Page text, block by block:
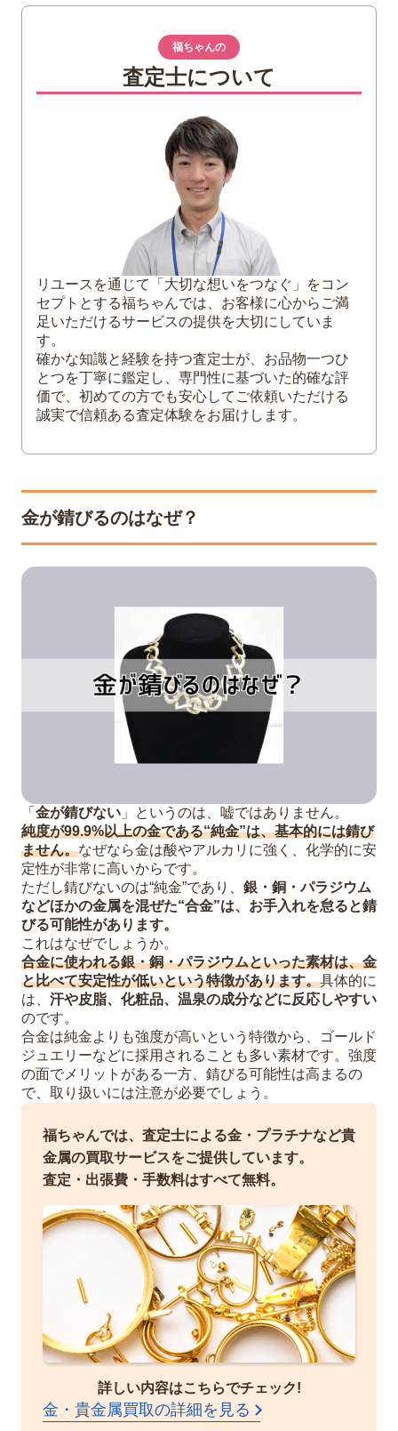
金が錆びるのを防ぐための取り扱い方法
化粧品や香水がつかないようにする
温泉や海水浴では外す
「金・貴金属」買取なら福ちゃんへ
金が錆びてしまったときの対処法
ジュエリー用クロスで拭き取る
中性洗剤を使って洗う
プロにメンテナンスを依頼する
5
金が錆びるのを防ぐには定期的なお手入れ
が大切
福ちゃんの
査定士について
リユースを通じて「大切な想いをつなぐ」をコン
セプトとする福ちゃんでは、お客様に心からご満
足いただけるサービスの提供を大切にしていま
す。
確かな知識と経験を持つ査定士が、お品物一つひ
とつを丁寧に鑑定し、専門性に基づいた的確な評
価で、初めての方でも安心してご依頼いただける
誠実で信頼ある査定体験をお届けします。
金が錆びるのはなぜ？
「 金が錆びない 」というのは、嘘ではありません。
純度が99.9%以上の金である“純金”は、基本的には錆び
ません。なぜなら金は酸やアルカリに強く、化学的に安
定性が非常に高いからです。
ただし錆びないのは“純金”であり、 銀・銅・パラジウム
などほかの金属を混ぜた“合金”は、お手入れを怠ると錆
びる可能性があります。
これはなぜでしょうか。
合金に使われる銀・銅・パラジウムといった素材は、金
と比べて安定性が低いという特徴があります。具体的に
は、 汗や皮脂、化粧品、温泉の成分などに反応しやすい
のです。
合金は純金よりも強度が高いという特徴から、ゴールド
ジュエリーなどに採用されることも多い素材です。強度
の面でメリットがある一方、錆びる可能性は高まるの
で、取り扱いには注意が必要でしょう。
福ちゃんでは、査定士による金・プラチナなど貴
金属の買取サービスをご提供しています。
査定・出張費・手数料はすべて無料。
詳しい内容はこちらでチェック!
金・貴金属買取の詳細を見る